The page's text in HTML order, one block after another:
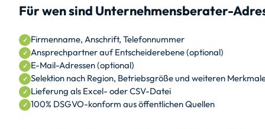
Für wen sind Unternehmensberater-
Firmenname, Anschrift, Telefonnummer
Ansprechpartner auf Entscheiderebene (optional)
E-Mail-Adressen (optional)
Selektion nach Region, Betriebsgröße und weiteren
Lieferung als Excel- oder CSV-Datei
100% DSGVO-konform aus öffentlichen Quellen